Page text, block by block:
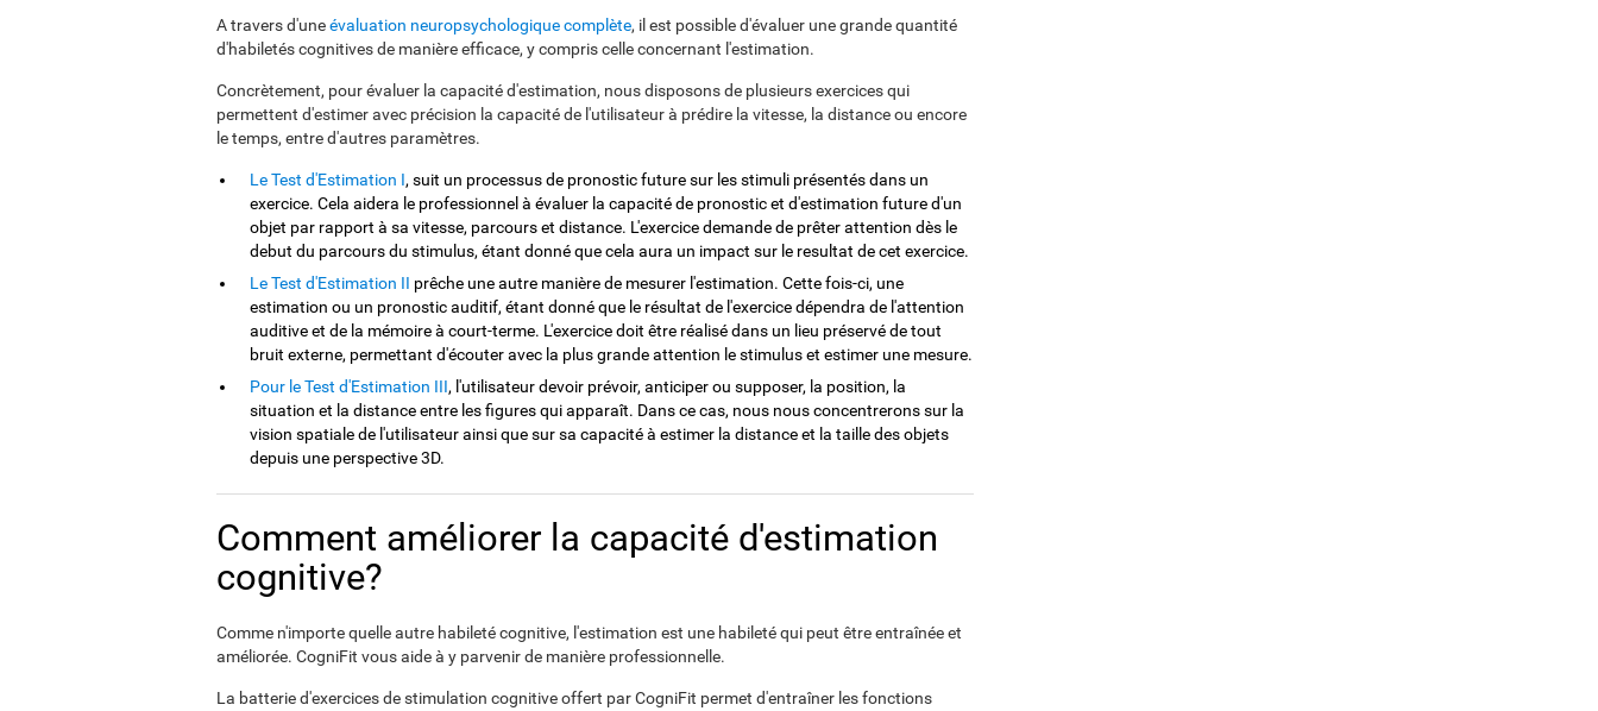
A travers d'uneévaluation neuropsychologique complète, il est possible d'évaluer une grande quantité
d'habiletés cognitives de manière efficace, y compris celle concernant l'estimation.
Concrètement, pour évaluer la capacité d'estimation, nous disposons de plusieurs exercices qui
permettent d'estimer avec précision la capacité de l'utilisateur à prédire la vitesse, la distance ou encore
le temps, entre d'autres paramètres.
Le Test d'Estimation I, suit un processus de pronostic future sur les stimuli présentés dans un
exercice. Cela aidera le professionnel à évaluer la capacité de pronostic et d'estimation future d'un
objet par rapport à sa vitesse, parcours et distance. L'exercice demande de prêter attention dès le
debut du parcours du stimulus, étant donné que cela aura un impact sur le resultat de cet exercice.
Le Test d'Estimation II prêche une autre manière de mesurer l'estimation. Cette fois-ci, une
estimation ou un pronostic auditif, étant donné que le résultat de l'exercice dépendra de l'attention
auditive et de la mémoire à court-terme. L'exercice doit être réalisé dans un lieu préservé de tout
bruit externe, permettant d'écouter avec la plus grande attention le stimulus et estimer une mesure.
Pour le Test d'Estimation III, l'utilisateur devoir prévoir, anticiper ou supposer, la position, la
situation et la distance entre les figures qui apparaît. Dans ce cas, nous nous concentrerons sur la
vision spatiale de l'utilisateur ainsi que sur sa capacité à estimer la distance et la taille des objets
depuis une perspective 3D.
Comment améliorer la capacité d'estimation
cognitive?
Comme n'importe quelle autre habileté cognitive, l'estimation est une habileté qui peut être entraînée et
améliorée. CogniFit vous aide à y parvenir de manière professionnelle.
La batterie d'exercices de stimulation cognitive offert par CogniFit permet d'entraîner les fonctions